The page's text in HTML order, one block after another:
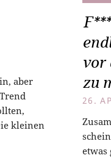
aber
kleinen
vor
zu
26.
etwas